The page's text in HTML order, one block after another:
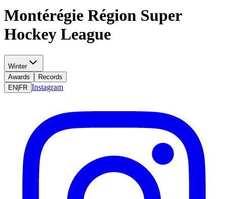
Montérégie Région Super
Hockey League
Winter
Awards
Records
EN|FR Instagram